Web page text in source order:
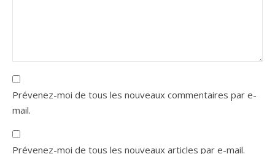
Prévenez-moi de tous les nouveaux commentaires par e-
mail.
Prévenez-moi de tous les nouveaux articles par e-mail.